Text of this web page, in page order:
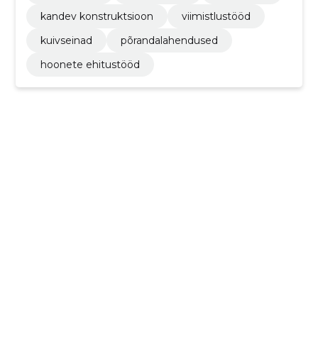
kandev konstruktsioon
viimistlustööd
kuivseinad
põrandalahendused
hoonete ehitustööd